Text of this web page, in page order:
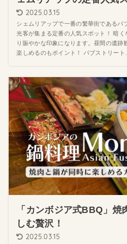
2025.03.15
シェムリアップで一番の繁華街であるパ
光客が集まる定番の人気スポット！ 暗く
り賑やかな印象になります。昼間の遺跡
楽しめるのもポイント！ パブストリート
「カンボジア式BBQ」焼
しむ贅沢！
2025.03.15